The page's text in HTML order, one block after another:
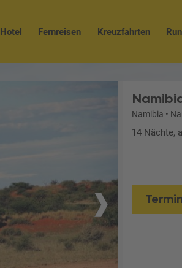
Hotel Fernreisen Kreuzfahrten
Namibia •
14 Nächte,